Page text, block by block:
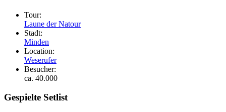
Tour:
Laune der Natour
Stadt:
Minden
Location:
Weserufer
Besucher:
ca. 40.000
Gespielte Setlist